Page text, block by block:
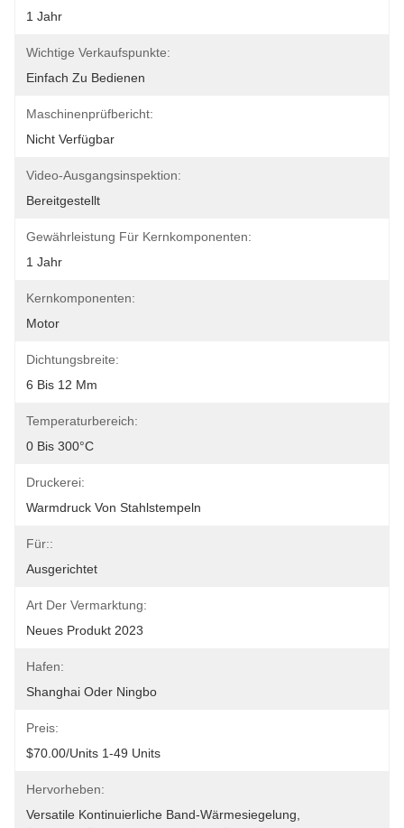
1 Jahr
Wichtige Verkaufspunkte:
Einfach Zu Bedienen
Maschinenprüfbericht:
Nicht Verfügbar
Video-Ausgangsinspektion:
Bereitgestellt
Gewährleistung Für Kernkomponenten:
1 Jahr
Kernkomponenten:
Motor
Dichtungsbreite:
6 Bis 12 Mm
Temperaturbereich:
0 Bis 300°C
Druckerei:
Warmdruck Von Stahlstempeln
Für::
Ausgerichtet
Art Der Vermarktung:
Neues Produkt 2023
Hafen:
Shanghai Oder Ningbo
Preis:
$70.00/units 1-49 Units
Hervorheben:
Versatile Kontinuierliche Band-Wärmesiegelung